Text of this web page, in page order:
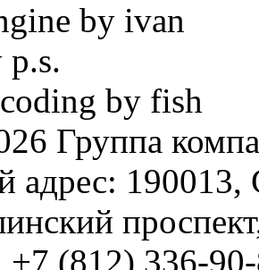
by ivan
p.s.
by fish
Группа
адрес: 190013,
+7 (812) 336-